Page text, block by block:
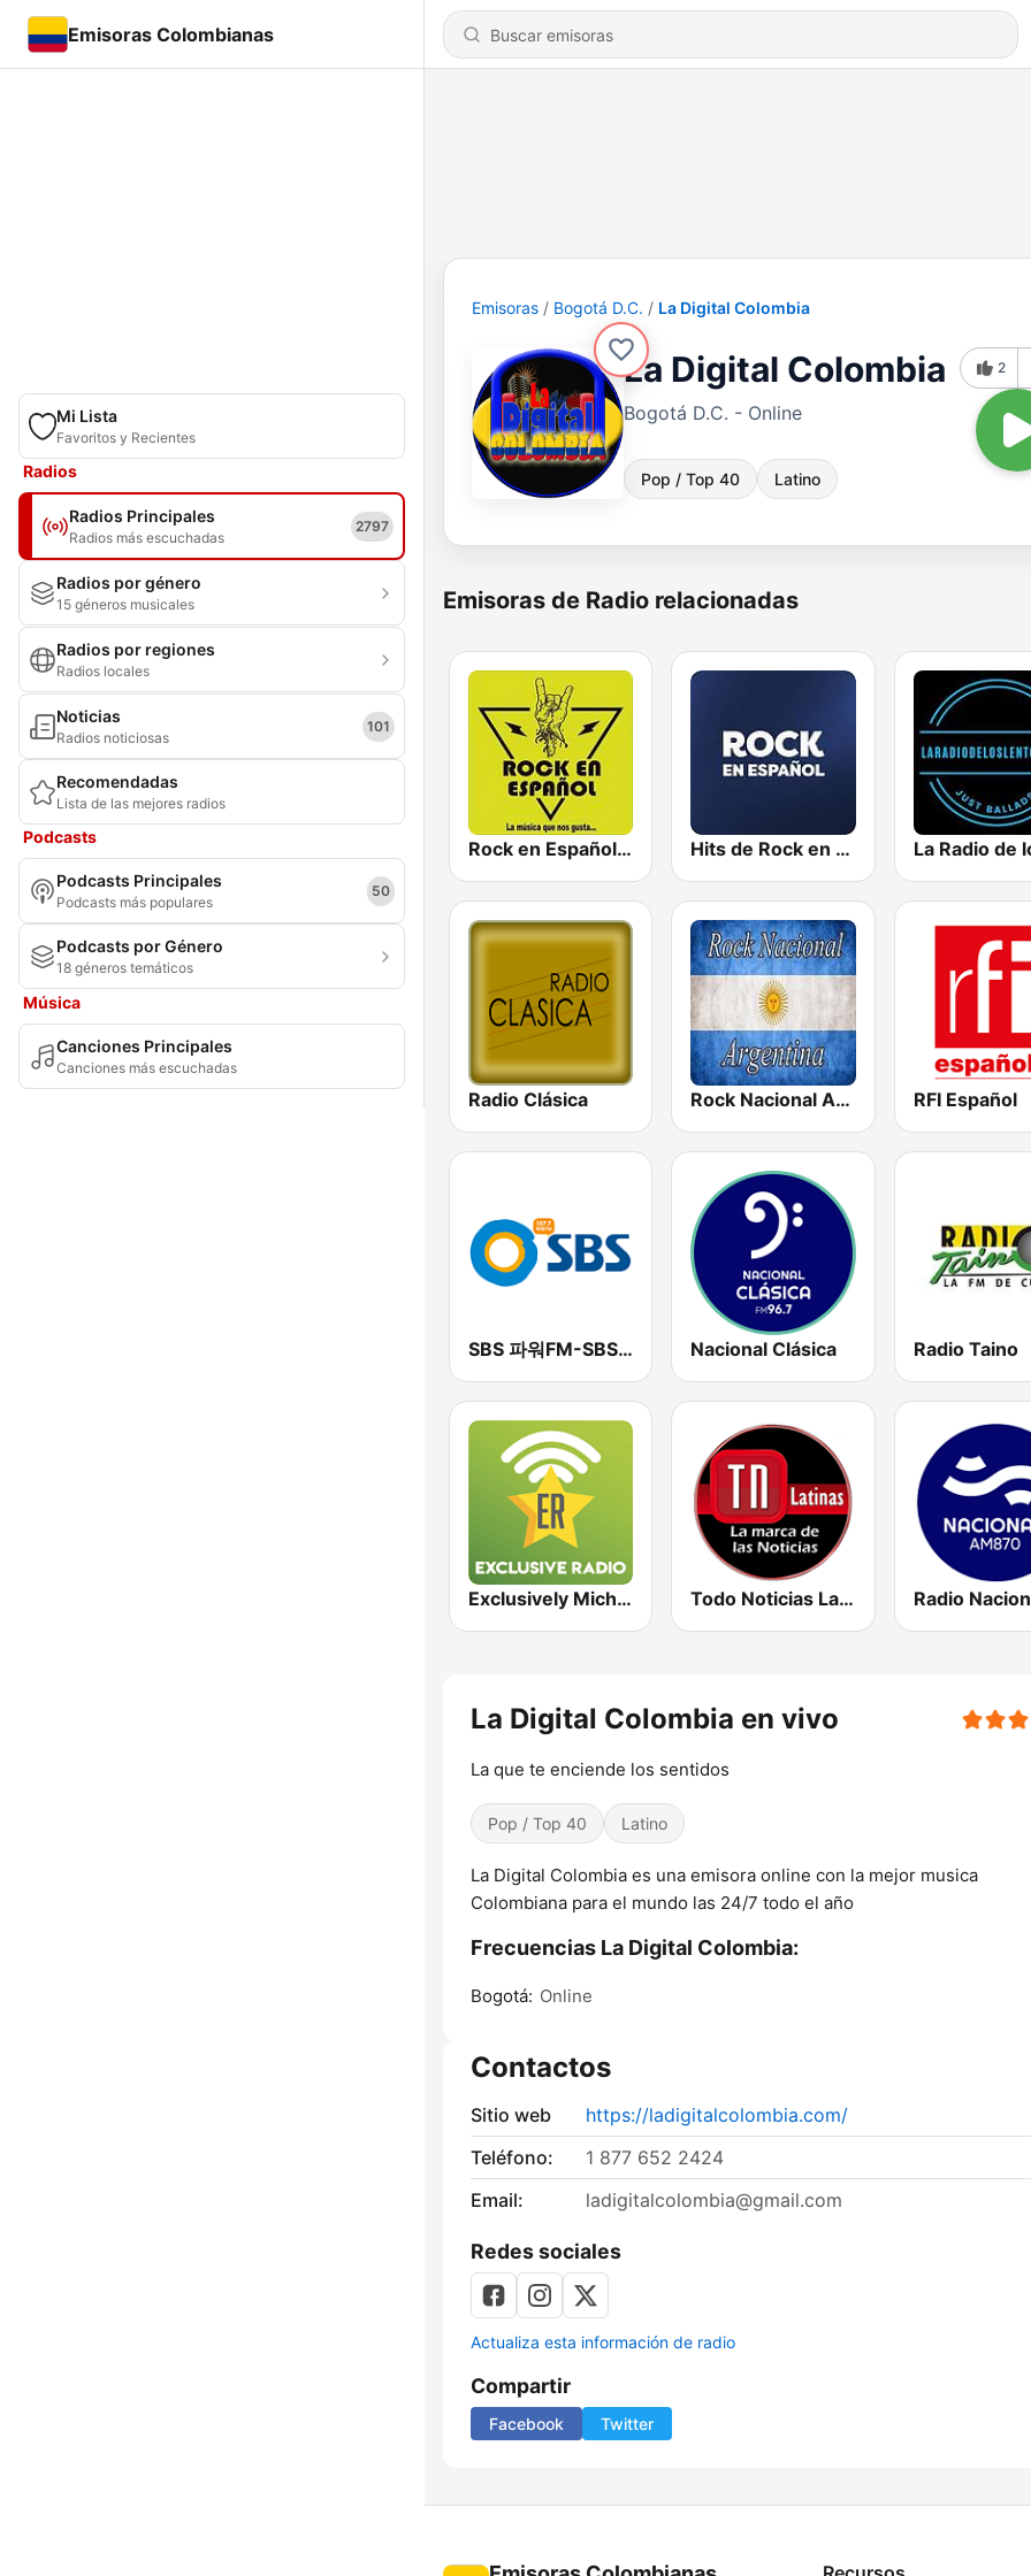
Emisoras Colombianas
Mi Lista
Favoritos y Recientes
Radios
Radios Principales
Radios más escuchadas
2797
Radios por género
15 géneros musicales
Radios por regiones
Radios locales
Noticias
Radios noticiosas
101
Recomendadas
Lista de las mejores radios
Podcasts
Podcasts Principales
Podcasts más populares
50
Podcasts por Género
18 géneros temáticos
Música
Canciones Principales
Canciones más escuchadas
Emisoras Bogotá D.C. La Digital Colombia
La Digital Colombia
Bogotá D.C. - Online
Pop / Top 40 Latino
2
Emisoras de Radio relacionadas
Rock en Español Radio Hits de Rock en Español
Radio Clásica Rock Nacional Argentina RFI Español
SBS 파워FM-SBS 라디오 Nacional Clásica Radio Taino
Exclusively Michael Jackson Todo Noticias Latinas
La Digital Colombia en vivo
La que te enciende los sentidos
Pop / Top 40 Latino
La Digital Colombia es una emisora online con la mejor musica
Colombiana para el mundo las 24/7 todo el año
Frecuencias La Digital Colombia:
Bogotá: Online
Contactos
Sitio web
https://ladigitalcolombia.com/
Teléfono:
1 877 652 2424
Email:
ladigitalcolombia@gmail.com
Redes sociales
Actualiza esta información de radio
Compartir
Facebook Twitter